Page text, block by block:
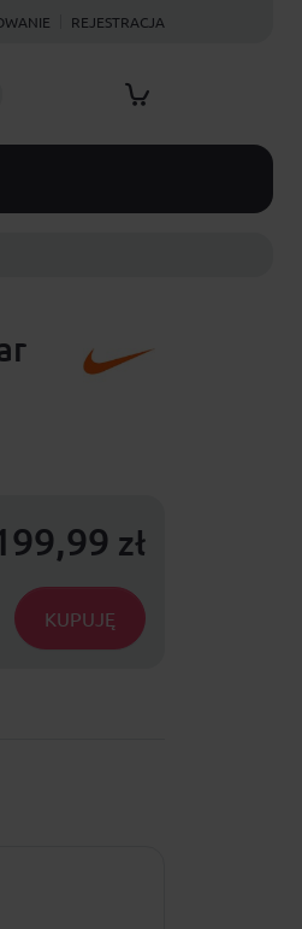
REJESTRACJA
zł
KUPUJĘ